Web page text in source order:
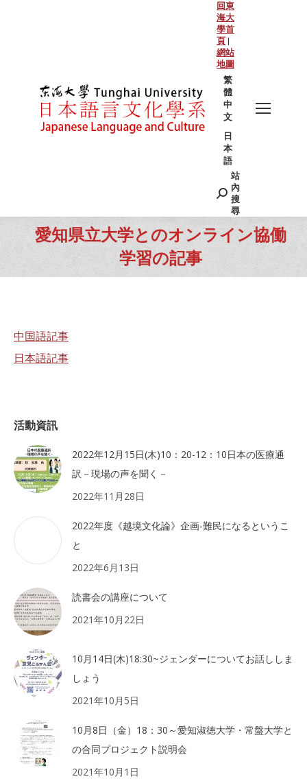
回東
海大
學首
頁 |
網站
地圖
繁
體
中
文
日
本
語
Search:
站
內
搜
尋
愛知県立大学とのオンライン協働
学習の記事
You are here:
中国語記事
日本語記事
活動資訊
2022年12月15日(木)10：20-12：10日本の医療通
訳－現場の声を聞く－
2022年11月28日
2022年度《越境文化論》企画-難民になるというこ
と
2022年6月13日
読書会の講座について
2021年10月22日
10月14日(木)18:30~ジェンダーについてお話ししま
しょう
2021年10月5日
10月8日（金）18：30～愛知淑徳大学・常盤大学と
の合同プロジェクト説明会
2021年10月1日